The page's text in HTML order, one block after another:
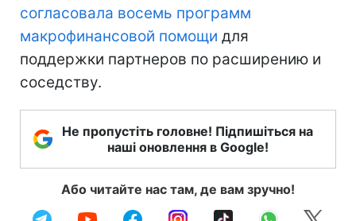
согласовала восемь программ
макрофинансовой помощи для
поддержки партнеров по расширению и
соседству.
Не пропустіть головне! Підпишіться на
наші оновлення в Google!
Або читайте нас там, де вам зручно!